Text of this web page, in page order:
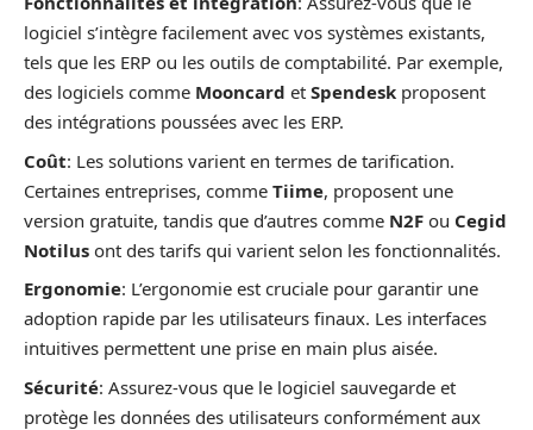
logiciel s’intègre facilement avec vos systèmes existants,
tels que les ERP ou les outils de comptabilité. Par exemple,
des logiciels comme Mooncard et Spendesk proposent
des intégrations poussées avec les ERP.
Coût: Les solutions varient en termes de tarification.
Certaines entreprises, comme Tiime, proposent une
version gratuite, tandis que d’autres comme N2F ou Cegid
Notilus ont des tarifs qui varient selon les fonctionnalités.
Ergonomie: L’ergonomie est cruciale pour garantir une
adoption rapide par les utilisateurs finaux. Les interfaces
intuitives permettent une prise en main plus aisée.
Sécurité: Assurez-vous que le logiciel sauvegarde et
protège les données des utilisateurs conformément aux